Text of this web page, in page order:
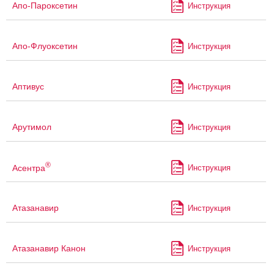
Апо-Пароксетин Инструкция
Апо-Флуоксетин Инструкция
Аптивус Инструкция
Арутимол Инструкция
Асентра® Инструкция
Атазанавир Инструкция
Атазанавир Канон Инструкция